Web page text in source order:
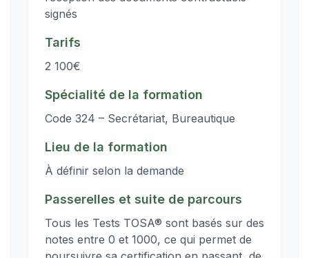
signés
Tarifs
2 100€
Spécialité de la formation
Code 324 – Secrétariat, Bureautique
Lieu de la formation
À définir selon la demande
Passerelles et suite de parcours
Tous les Tests TOSA® sont basés sur des
notes entre 0 et 1000, ce qui permet de